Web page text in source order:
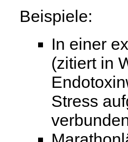
Beispiele:
In einer
(zitiert in
Stress